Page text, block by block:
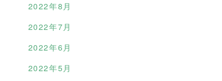
2022年8月
2022年7月
2022年6月
2022年5月